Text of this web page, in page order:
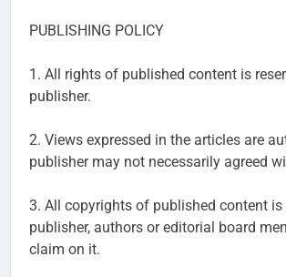
PUBLISHING POLICY
1. All rights of published content is
publisher.
2. Views expressed in the articles are
publisher may not necessarily agreed
3. All copyrights of published content is
publisher, authors or editorial board
claim on it.